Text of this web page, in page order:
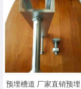
预埋槽道 厂家直销预埋